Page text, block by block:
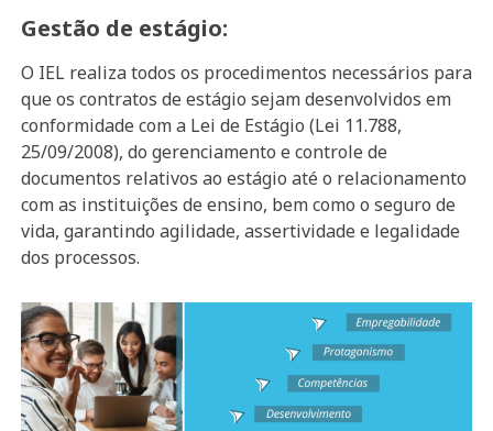
Gestão de estágio:
O IEL realiza todos os procedimentos necessários para
que os contratos de estágio sejam desenvolvidos em
conformidade com a Lei de Estágio (Lei 11.788,
25/09/2008), do gerenciamento e controle de
documentos relativos ao estágio até o relacionamento
com as instituições de ensino, bem como o seguro de
vida, garantindo agilidade, assertividade e legalidade
dos processos.